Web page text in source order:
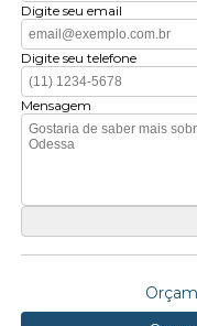
Digite seu email
Digite seu telefone
Mensagem